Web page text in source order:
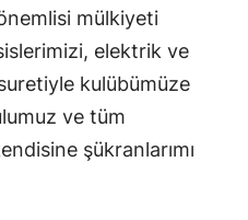
Tekirdağ
Trabzon
Tunceli
mülkiyeti
elektrik ve
kulübümüze
ve tüm
şükranlarımı